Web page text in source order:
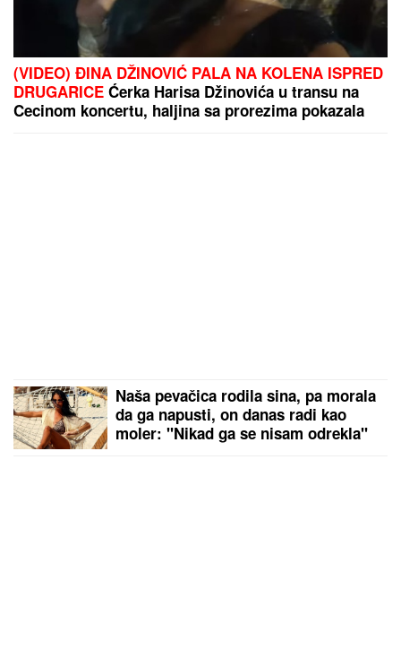
(VIDEO) ĐINA DŽINOVIĆ PALA NA KOLENA ISPRED
DRUGARICE Ćerka Harisa Džinovića u transu na
Cecinom koncertu, haljina sa prorezima pokazala
Naša pevačica rodila sina, pa morala
da ga napusti, on danas radi kao
moler: "Nikad ga se nisam odrekla"